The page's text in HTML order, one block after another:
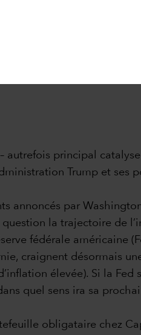
principal
Trump et ses
annoncés par
la trajectoire de
fédérale américaine
craignent désormais
élevée). Si la
quel sens ira sa
obligataire chez